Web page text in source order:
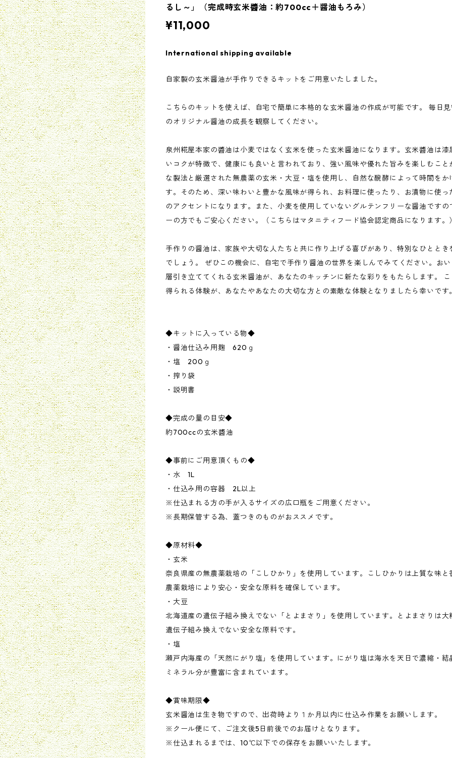
るし～」（完成時玄米醬油：約700cc＋醤油もろみ）
¥11,000
International shipping available
自家製の玄米醤油が手作りできるキットをご用意いたしました。
こちらのキットを使えば、自宅で簡単に本格的な玄米醤油の作成が可能です。 毎日
のオリジナル醤油の成長を観察してください。
泉州糀屋本家の醬油は小麦ではなく玄米を使った玄米醤油になります。玄米醬油は
いコクが特徴で、健康にも良いと言われており、強い風味や優れた旨みを楽しむこ
な製法と厳選された無農薬の玄米・大豆・塩を使用し、自然な醗酵によって時間をか
す。そのため、深い味わいと豊かな風味が得られ、お料理に使ったり、お漬物に使っ
のアクセントになります。また、小麦を使用していないグルテンフリーな醤油です
ーの方でもご安心ください。（こちらはマタニティフード協会認定商品になります。
手作りの醤油は、家族や大切な人たちと共に作り上げる喜びがあり、特別なひとと
でしょう。 ぜひこの機会に、自宅で手作り醤油の世界を楽しんでみてください。お
層引き立ててくれる玄米醤油が、あなたのキッチンに新たな彩りをもたらします。
得られる体験が、あなたやあなたの大切な方との素敵な体験となりましたら幸いです
◆キットに入っている物◆
・醤油仕込み用麹 620ｇ
・塩 200ｇ
・搾り袋
・説明書
◆完成の量の目安◆
約700ccの玄米醬油
◆事前にご用意頂くもの◆
・水 1L
・仕込み用の容器 2L以上
※仕込まれる方の手が入るサイズの広口瓶をご用意ください。
※長期保管する為、蓋つきのものがおススメです。
◆原材料◆
・玄米
奈良県産の無農薬栽培の「こしひかり」を使用しています。こしひかりは上質な味と
農薬栽培により安心・安全な原料を確保しています。
・大豆
北海道産の遺伝子組み換えでない「とよまさり」を使用しています。とよまさりは大
遺伝子組み換えでない安全な原料です。
・塩
瀬戸内海産の「天然にがり塩」を使用しています。にがり塩は海水を天日で濃縮・結
ミネラル分が豊富に含まれています。
◆賞味期限◆
玄米醤油は生き物ですので、出荷時より１か月以内に仕込み作業をお願いします。
※クール便にて、ご注文後5日前後でのお届けとなります。
※仕込まれるまでは、10℃以下での保存をお願いいたします。